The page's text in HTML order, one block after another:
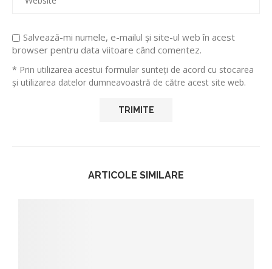
Salvează-mi numele, e-mailul și site-ul web în acest
browser pentru data viitoare când comentez.
* Prin utilizarea acestui formular sunteți de acord cu stocarea
și utilizarea datelor dumneavoastră de către acest site web.
ARTICOLE SIMILARE